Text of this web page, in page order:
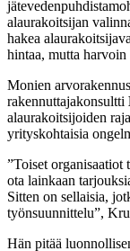
alaurakoitsijan
hakea
hintaa, mutta harvoin
Monien
rakennuttajakonsultti
alaurakoitsijoiden
yrityskohtaisia
”Toiset organisaatiot
ota lainkaan
Sitten on sellaisia,
työnsuunnittelu”,
Hän pitää